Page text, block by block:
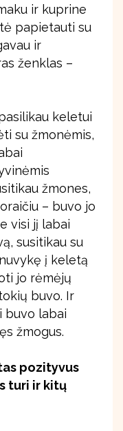
ir kuprine
papietauti su
ir
ženklas –
keletui
su žmonėmis,
žmones,
– buvo jo
visi jį labai
susitikau su
į keletą
jo rėmėjų
buvo. Ir
buvo labai
žmogus.
pozityvus
turi ir kitų